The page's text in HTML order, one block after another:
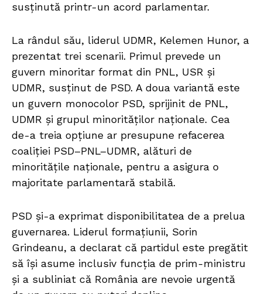
susținută printr-un acord parlamentar.
La rândul său, liderul UDMR, Kelemen Hunor, a
prezentat trei scenarii. Primul prevede un
guvern minoritar format din PNL, USR și
UDMR, susținut de PSD. A doua variantă este
un guvern monocolor PSD, sprijinit de PNL,
UDMR și grupul minorităților naționale. Cea
de-a treia opțiune ar presupune refacerea
coaliției PSD–PNL–UDMR, alături de
minoritățile naționale, pentru a asigura o
majoritate parlamentară stabilă.
PSD și-a exprimat disponibilitatea de a prelua
guvernarea. Liderul formațiunii, Sorin
Grindeanu, a declarat că partidul este pregătit
să își asume inclusiv funcția de prim-ministru
și a subliniat că România are nevoie urgentă